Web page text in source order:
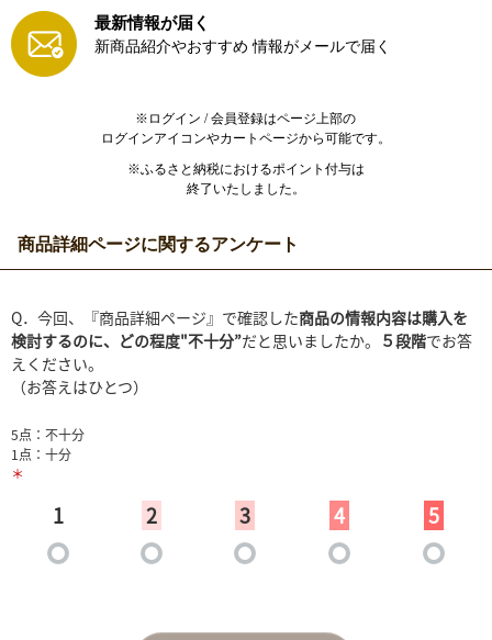
最新情報が届く
新商品紹介やおすすめ 情報がメールで届く
※ログイン / 会員登録はページ上部の
ログインアイコンやカートページから可能です。
※ふるさと納税におけるポイント付与は
終了いたしました。
商品詳細ページに関するアンケート